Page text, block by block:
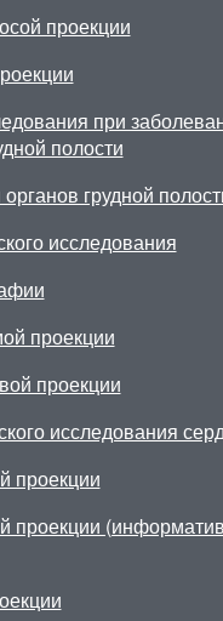
проекции
при
полости
грудной
исследования
проекции
проекции
исследования
проекции
проекции